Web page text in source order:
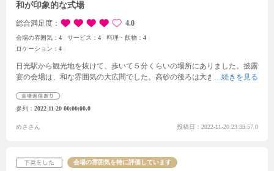
和が印象的な式場
総合満足度 4.0
会場の雰囲気： 4 サービス： 4 料理・飲物： 4
ロケーション： 4
日光駅から観光地を抜けて、歩いて５分くらいの場所にありました。披露
宴の会場は、和な雰囲気の大広間でした。高砂の後ろは大きなガラス張り
木の名物である湯葉が出ました。一人一人の着火剤が用意されており、火
が消えるまで待ち１～２回食べたらにがりを入れてゆっくりかき混ぜると
全員が盛り上がってとても良かったです。デザートの紫いものプリンもと
来ました。今回は日帰りでしたが、結婚式後にそのまま宿泊することが出
参列 2022-11-20 00:00:00.0
めささん 投稿日：2022-11-20 23:39:57.0
会場の雰囲気を特に評価しています